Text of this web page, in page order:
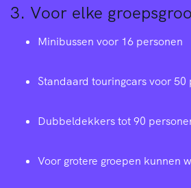
3. Voor elke
Minibussen voor 16 personen
Standaard touringcars voor 50
Dubbeldekkers tot 90
Voor grotere groepen kunnen